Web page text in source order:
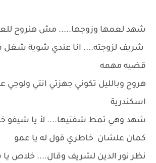
شهد لعمها وزوجها..... مش هنروح
شريف لزوجته.... انا عندي شوية شغل
قضيه مهمه
هروح وبالليل تكوني جهزتي انتي ولوجي
اسكندرية
شهد وهي تمط شفتيها.... لأ يا شيفو
كمان علشان خاطري قول له يا عمو
نظر نور الدين لشريف وقال.... خلاص